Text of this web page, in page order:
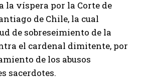
la víspera por la Corte de
de Chile, la cual
de sobreseimiento de la
el cardenal dimitente, por
de los abusos
sacerdotes.